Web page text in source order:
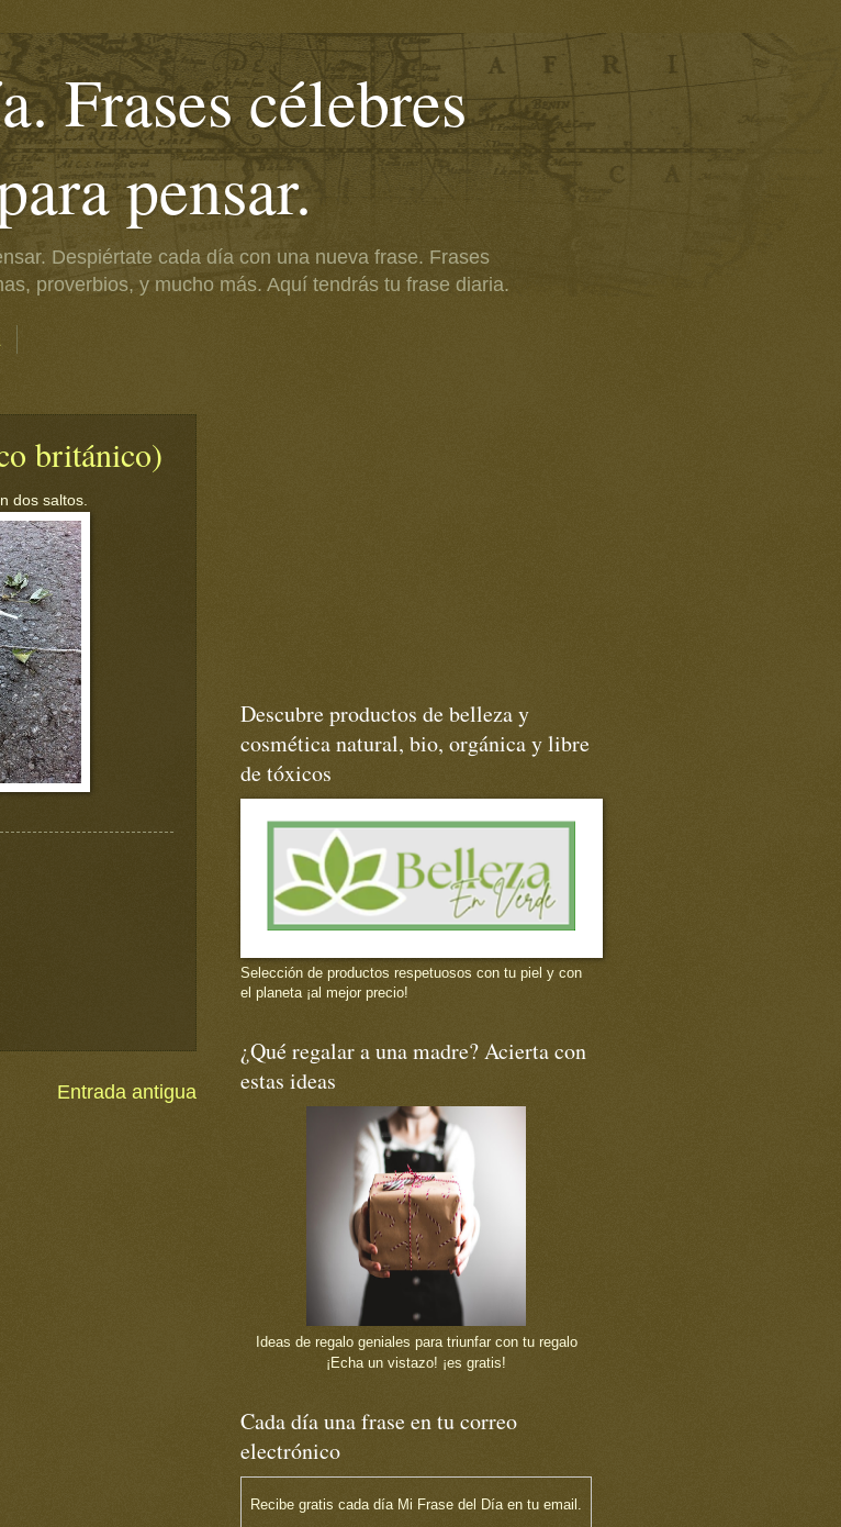
Frases célebres
pensar.
Despiértate cada día con una nueva frase. Frases
proverbios, y mucho más. Aquí tendrás tu frase diaria.
británico)
dos saltos.
Entrada antigua
Descubre productos de belleza y
cosmética natural, bio, orgánica y libre
de tóxicos
Selección de productos respetuosos con tu piel y con
el planeta ¡al mejor precio!
¿Qué regalar a una madre? Acierta con
estas ideas
Ideas de regalo geniales para triunfar con tu regalo
¡Echa un vistazo! ¡es gratis!
Cada día una frase en tu correo
electrónico
Recibe gratis cada día Mi Frase del Día en tu email.